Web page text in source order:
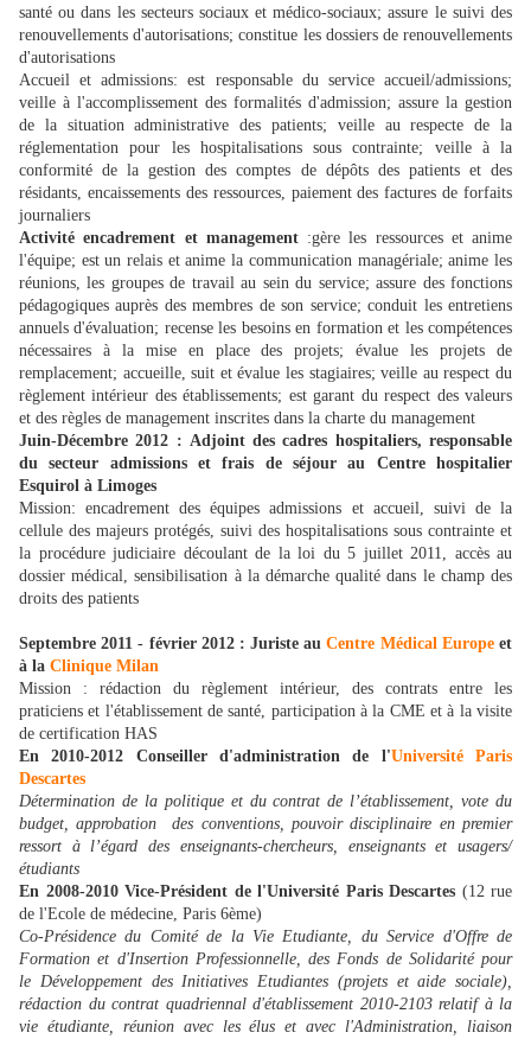
santé ou dans les secteurs sociaux et médico-sociaux; assure le suivi des
renouvellements d'autorisations; constitue les dossiers de renouvellements
d'autorisations
Accueil et admissions: est responsable du service accueil/admissions;
veille à l'accomplissement des formalités d'admission; assure la gestion
de la situation administrative des patients; veille au respecte de la
réglementation pour les hospitalisations sous contrainte; veille à la
conformité de la gestion des comptes de dépôts des patients et des
résidants, encaissements des ressources, paiement des factures de forfaits
journaliers
Activité encadrement et management:gère les ressources et anime
l'équipe; est un relais et anime la communication managériale; anime les
réunions, les groupes de travail au sein du service; assure des fonctions
pédagogiques auprès des membres de son service; conduit les entretiens
annuels d'évaluation; recense les besoins en formation et les compétences
nécessaires à la mise en place des projets; évalue les projets de
remplacement; accueille, suit et évalue les stagiaires; veille au respect du
règlement intérieur des établissements; est garant du respect des valeurs
et des règles de management inscrites dans la charte du management
Juin-Décembre 2012 : Adjoint des cadres hospitaliers, responsable
du secteur admissions et frais de séjour au Centre hospitalier
Esquirol à Limoges
Mission: encadrement des équipes admissions et accueil, suivi de la
cellule des majeurs protégés, suivi des hospitalisations sous contrainte et
la procédure judiciaire découlant de la loi du 5 juillet 2011, accès au
dossier médical, sensibilisation à la démarche qualité dans le champ des
droits des patients
Septembre 2011 - février 2012: Juriste auCentre Médical Europeet
à la Clinique Milan
Mission : rédaction du règlement intérieur, des contrats entre les
praticiens et l'établissement de santé, participation à la CME et à la visite
de certification HAS
En 2010-2012
Conseiller d'administration de l'Université Paris
Descartes
Détermination de la politique et du contrat de l’établissement, vote du
budget, approbation des conventions, pouvoir disciplinaire en premier
ressort à l’égard des enseignants-chercheurs, enseignants et usagers/
étudiants
En 2008-2010 Vice-Président de l'Université Paris Descartes (12 rue
de l'Ecole de médecine, Paris 6ème)
Co-Présidence du Comité de la Vie Etudiante, du Service d'Offre de
Formation et d'Insertion Professionnelle, des Fonds de Solidarité pour
le Développement des Initiatives Etudiantes (projets et aide sociale),
rédaction du contrat quadriennal d'établissement 2010-2103 relatif à la
vie étudiante, réunion avec les élus et avec l'Administration, liaison